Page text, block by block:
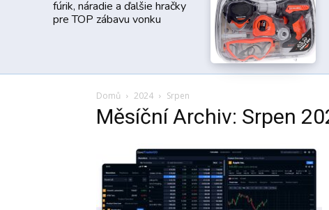
fúrik, náradie a ďalšie hračky
pre TOP zábavu vonku
Domů 2024 Srpen
Měsíční Archiv: Srpen